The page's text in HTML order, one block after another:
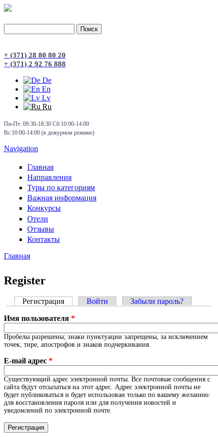
+ (371) 28 80 80 20
+ (371) 2 92 76 888
De
En
Lv
Ru
Пн-Пт: 09:30-18:30 Сб:10:00-14:00
Вс:10:00-14:00 (в дежурном режиме)
Navigation
Главная
Направления
Туры по категориям
Важная информация
Конкурсы
Отели
Отзывы
Контакты
Главная
Register
Главные вкладки
Регистрация (активная вкладка)
Войти Забыли пароль?
Имя пользователя *
Пробелы разрешены; знаки пунктуации запрещены, за исключением
точек, тире, апострофов и знаков подчеркивания.
E-mail адрес *
Существующий адрес электронной почты. Все почтовые сообщения с
сайта будут отсылаться на этот адрес. Адрес электронной почты не
будет публиковаться и будет использован только по вашему желанию:
для восстановления пароля или для получения новостей и
уведомлений по электронной почте.